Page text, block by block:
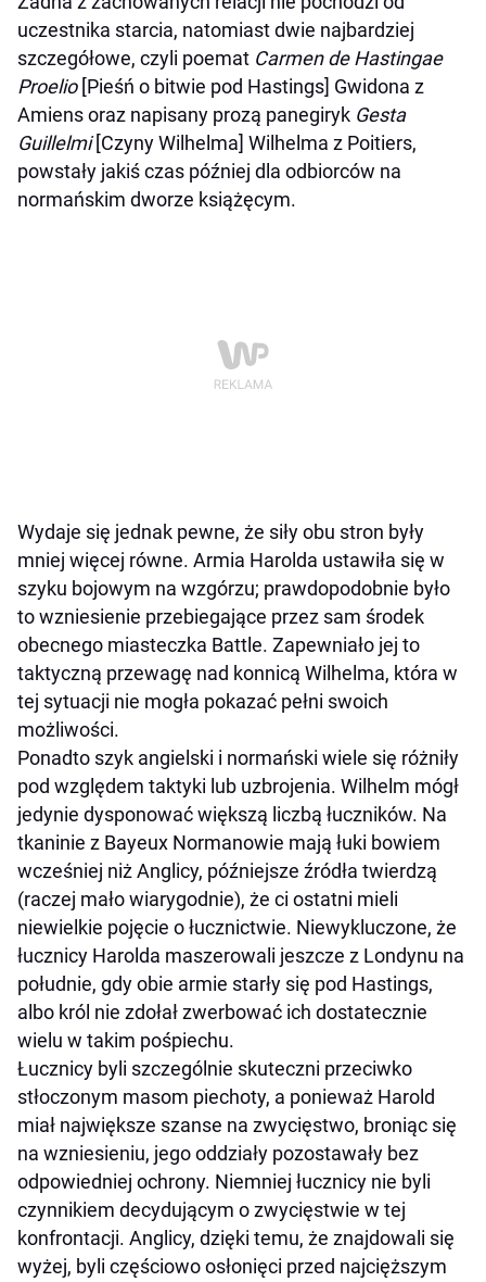
uczestnika starcia, natomiast dwie najbardziej
szczegółowe, czyli poemat Carmen de Hastingae
Proelio[Pieśń o bitwie pod Hastings] Gwidona z
Amiens oraz napisany prozą panegiryk Gesta
Guillelmi[Czyny Wilhelma] Wilhelma z Poitiers,
powstały jakiś czas później dla odbiorców na
normańskim dworze książęcym.
Wydaje się jednak pewne, że siły obu stron były
mniej więcej równe. Armia Harolda ustawiła się w
szyku bojowym na wzgórzu; prawdopodobnie było
to wzniesienie przebiegające przez sam środek
obecnego miasteczka Battle. Zapewniało jej to
taktyczną przewagę nad konnicą Wilhelma, która w
tej sytuacji nie mogła pokazać pełni swoich
możliwości.
Ponadto szyk angielski i normański wiele się różniły
pod względem taktyki lub uzbrojenia. Wilhelm mógł
jedynie dysponować większą liczbą łuczników. Na
tkaninie z Bayeux Normanowie mają łuki bowiem
wcześniej niż Anglicy, późniejsze źródła twierdzą
(raczej mało wiarygodnie), że ci ostatni mieli
niewielkie pojęcie o łucznictwie. Niewykluczone, że
łucznicy Harolda maszerowali jeszcze z Londynu na
południe, gdy obie armie starły się pod Hastings,
albo król nie zdołał zwerbować ich dostatecznie
wielu w takim pośpiechu.
Łucznicy byli szczególnie skuteczni przeciwko
stłoczonym masom piechoty, a ponieważ Harold
miał największe szanse na zwycięstwo, broniąc się
na wzniesieniu, jego oddziały pozostawały bez
odpowiedniej ochrony. Niemniej łucznicy nie byli
czynnikiem decydującym o zwycięstwie w tej
konfrontacji. Anglicy, dzięki temu, że znajdowali się
wyżej, byli częściowo osłonięci przed najcięższym